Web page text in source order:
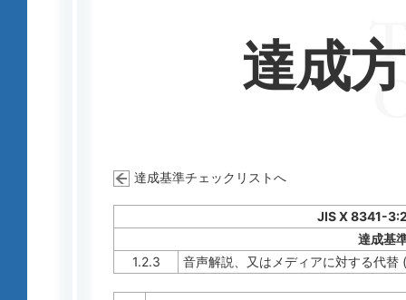
達成
達成基準チェックリストへ
JIS X 8341-
達成基
1.2.3
音声解説、又はメディアに対する代替